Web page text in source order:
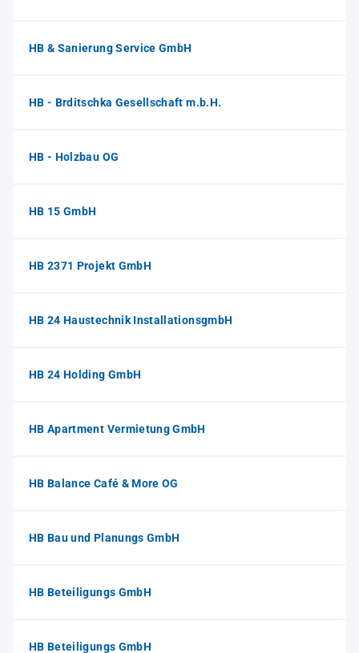
HB & Sanierung Service GmbH
HB - Brditschka Gesellschaft m.b.H.
HB - Holzbau OG
HB 15 GmbH
HB 2371 Projekt GmbH
HB 24 Haustechnik InstallationsgmbH
HB 24 Holding GmbH
HB Apartment Vermietung GmbH
HB Balance Café & More OG
HB Bau und Planungs GmbH
HB Beteiligungs GmbH
HB Beteiligungs GmbH